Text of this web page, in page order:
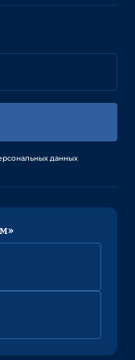
данных